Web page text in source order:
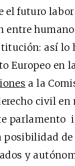
el futuro
entre
así lo
Europeo en
a la
civil en
parlamento
posibilidad de
y